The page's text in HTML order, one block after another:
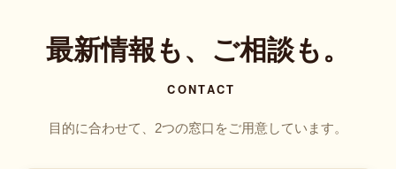
最新情報も、ご相談も。
CONTACT
目的に合わせて、2つの窓口をご用意しています。